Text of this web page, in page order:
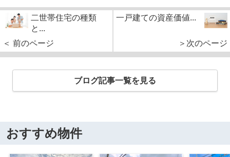
二世帯住宅の種類
と...
＜ 前のページ
一戸建ての資産価値...
＞次のページ
ブログ記事一覧を見る
おすすめ物件